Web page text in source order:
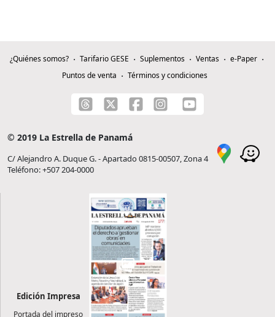
¿Quiénes somos? Tarifario GESE Suplementos Ventas
e-Paper
Puntos de venta
Términos y condiciones
© 2019 La Estrella de Panamá
C/ Alejandro A. Duque G. - Apartado 0815-00507, Zona 4
Teléfono: +507 204-0000
Edición Impresa
Portada del impreso